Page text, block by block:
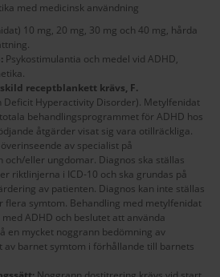
med medicinsk användning
10 mg, 20 mg, 30 mg och 40 mg, hårda
Psykostimulantia och medel vid ADHD,
receptblankett krävs, F.
Deficit Hyperactivity Disorder). Metylfenidat
behandlingsprogrammet för ADHD hos
åtgärder visat sig vara otillräckliga.
av specialist på
eller ungdomar. Diagnos ska ställas
riktlinjerna i ICD-10 och ska grundas på
av patienten. Diagnos kan inte ställas
flera symtom. Behandling med metylfenidat
ADHD och beslutet att använda
en mycket noggrann bedömning av
av barnet symtom i förhållande till barnets